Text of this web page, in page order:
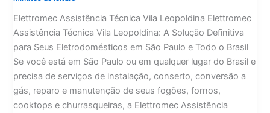
Elettromec Assistência Técnica Vila Leopoldina Elettromec
Assistência Técnica Vila Leopoldina: A Solução Definitiva
para Seus Eletrodomésticos em São Paulo e Todo o Brasil
Se você está em São Paulo ou em qualquer lugar do Brasil e
precisa de serviços de instalação, conserto, conversão a
gás, reparo e manutenção de seus fogões, fornos,
cooktops e churrasqueiras, a Elettromec Assistência